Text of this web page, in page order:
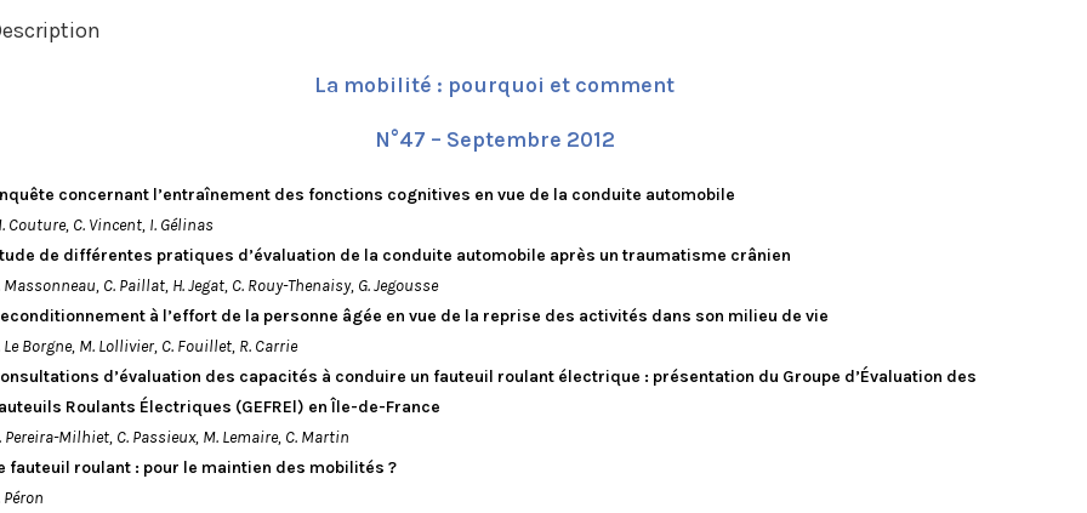
La mobilité : pourquoi et comment
N°47 – Septembre 2012
concernant l’entraînement des fonctions cognitives en vue de la conduite automobile
Couture, C. Vincent, I. Gélinas
de différentes pratiques d’évaluation de la conduite automobile après un traumatisme crânien
Massonneau, C. Paillat, H. Jegat, C. Rouy-Thenaisy, G. Jegousse
à l’effort de la personne âgée en vue de la reprise des activités dans son milieu de vie
Le Borgne, M. Lollivier, C. Fouillet, R. Carrie
d’évaluation des capacités à conduire un fauteuil roulant électrique : présentation du Groupe d’Évaluation des
Roulants Électriques (GEFREl) en Île-de-France
Pereira-Milhiet, C. Passieux, M. Lemaire, C. Martin
fauteuil roulant : pour le maintien des mobilités ?
Péron